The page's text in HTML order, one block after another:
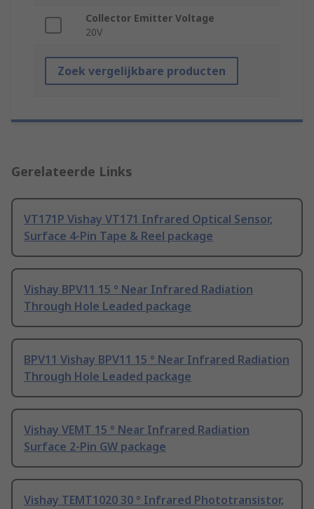
Collector Emitter Voltage
20V
Zoek vergelijkbare producten
Gerelateerde Links
VT171P Vishay VT171 Infrared Optical Sensor,
Surface 4-Pin Tape & Reel package
Vishay BPV11 15 ° Near Infrared Radiation
Through Hole Leaded package
BPV11 Vishay BPV11 15 ° Near Infrared Radiation
Through Hole Leaded package
Vishay VEMT 15 ° Near Infrared Radiation
Surface 2-Pin GW package
Vishay TEMT1020 30 ° Infrared Phototransistor,